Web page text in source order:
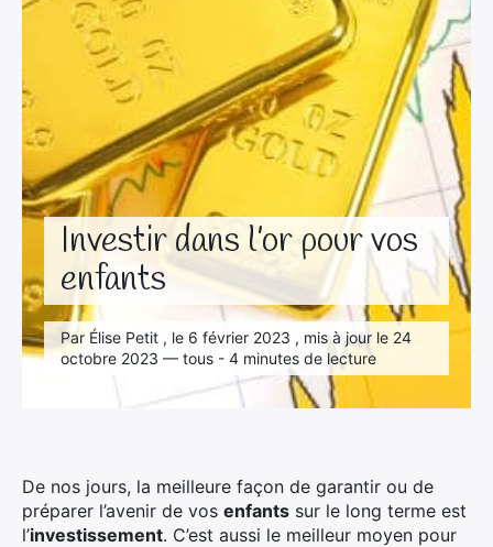
Investir dans l’or pour vos
enfants
Par Élise Petit , le 6 février 2023 , mis à jour le 24
octobre 2023 — tous - 4 minutes de lecture
De nos jours, la meilleure façon de garantir ou de
préparer l’avenir de vos enfants sur le long terme est
l’investissement. C’est aussi le meilleur moyen pour
Voyages
Déco & Maison
Amour